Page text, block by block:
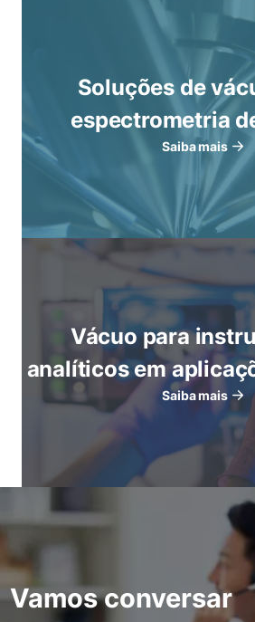
Soluções de
espectrometria
Saiba mais
Vácuo para
analíticos em
Saiba mais
Vamos conversar